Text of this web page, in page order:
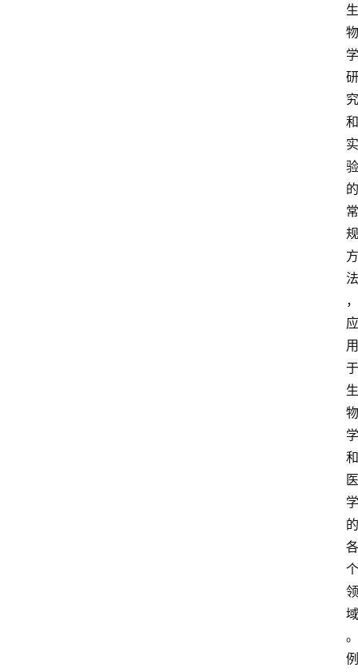
生
物
学
研
究
和
实
验
的
常
规
方
法
，
应
用
于
生
物
学
和
医
学
的
各
个
领
域
。
例